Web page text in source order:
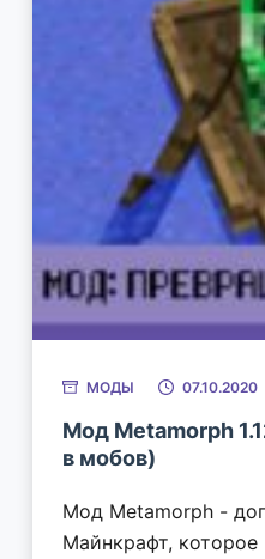
МОДЫ 07.10.2020
Мод Metamorph
в мобов)
Мод Metamorph -
Майнкрафт, которое